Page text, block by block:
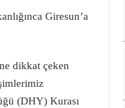
Giresun’a
dikkat çeken
(DHY) Kurası